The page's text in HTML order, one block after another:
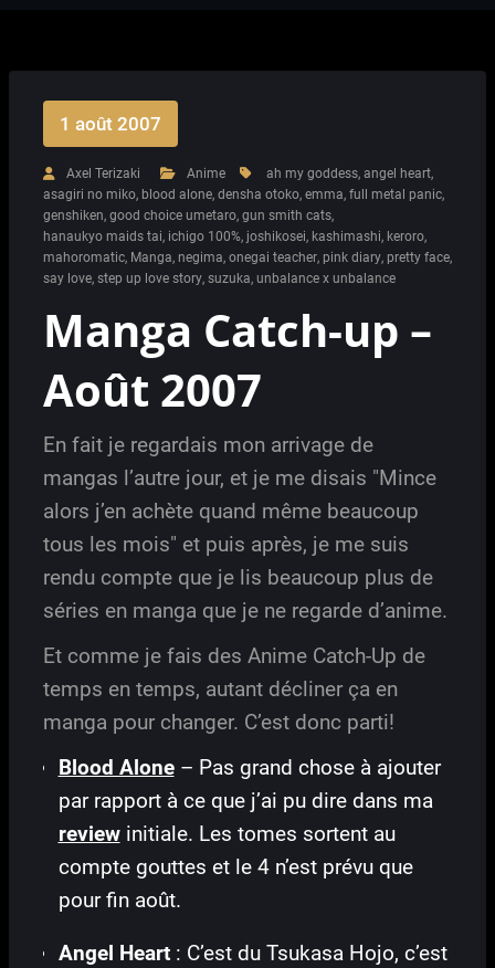
1 août 2007
Axel Terizaki Anime ah my goddess, angel heart,
asagiri no miko, blood alone, densha otoko, emma, full metal panic,
genshiken, good choice umetaro, gun smith cats,
hanaukyo maids tai, ichigo 100%, joshikosei, kashimashi, keroro,
mahoromatic, Manga, negima, onegai teacher, pink diary, pretty face,
say love, step up love story, suzuka, unbalance x unbalance
Manga Catch-up –
Août 2007
En fait je regardais mon arrivage de
mangas l’autre jour, et je me disais "Mince
alors j’en achète quand même beaucoup
tous les mois" et puis après, je me suis
rendu compte que je lis beaucoup plus de
séries en manga que je ne regarde d’anime.
Et comme je fais des Anime Catch-Up de
temps en temps, autant décliner ça en
manga pour changer. C’est donc parti!
Blood Alone– Pas grand chose à ajouter
par rapport à ce que j’ai pu dire dans ma
reviewinitiale. Les tomes sortent au
compte gouttes et le 4 n’est prévu que
pour fin août.
Angel Heart: C’est du Tsukasa Hojo, c’est